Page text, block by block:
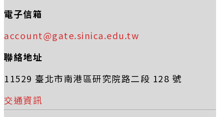
電子信箱
account@gate.sinica.edu.tw
聯絡地址
11529 臺北市南港區研究院路二段 128 號
交通資訊